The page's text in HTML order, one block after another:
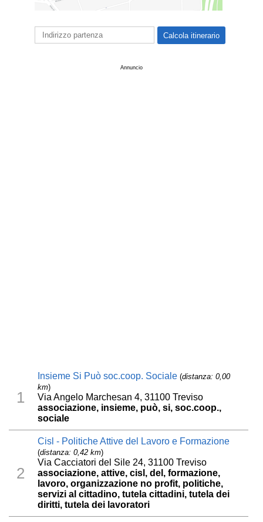
Annuncio
1
Insieme Si Può soc.coop. Sociale (distanza: 0,00
km)
Via Angelo Marchesan 4, 31100 Treviso
associazione, insieme, può, si, soc.coop.,
sociale
2
Cisl - Politiche Attive del Lavoro e Formazione
(distanza: 0,42 km)
Via Cacciatori del Sile 24, 31100 Treviso
associazione, attive, cisl, del, formazione,
lavoro, organizzazione no profit, politiche,
servizi al cittadino, tutela cittadini, tutela dei
diritti, tutela dei lavoratori